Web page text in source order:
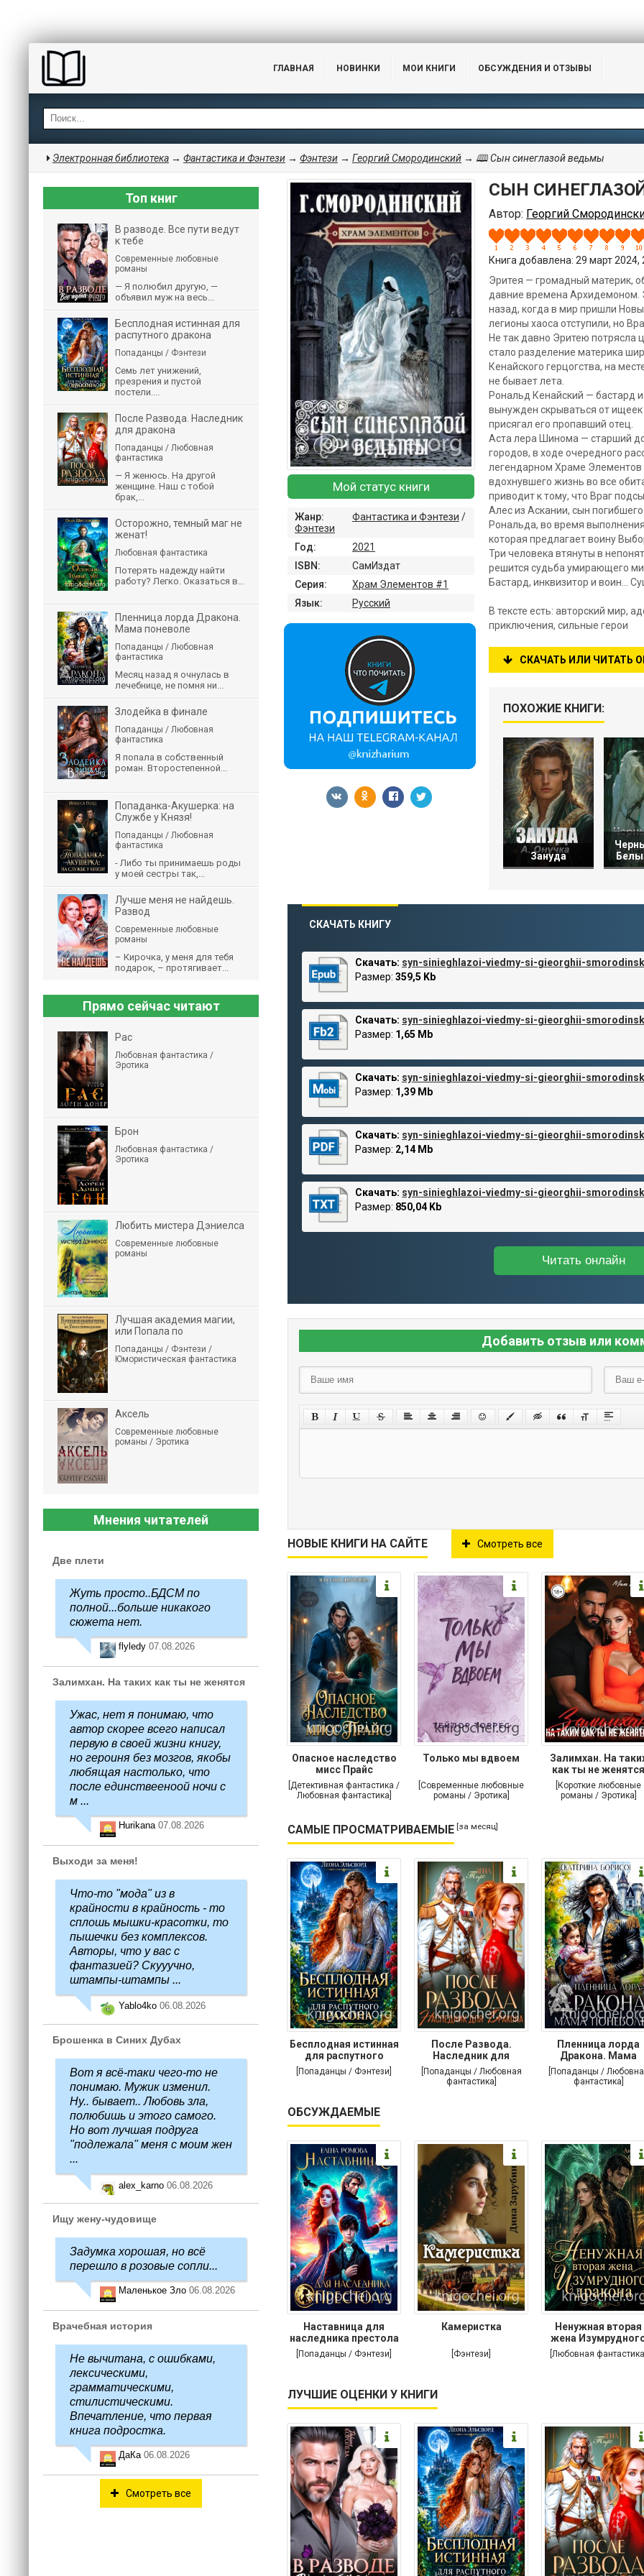
ГЛАВНАЯ НОВИНКИ МОИ КНИГИ ОБСУЖДЕНИЯ И ОТЗЫВЫ
Электронная библиотека → Фантастика и Фэнтези → Фэнтези → Георгий Смородинский → 🕮 Сын синеглазой ведьмы
СЫН
Автор: Георгий
Книга добавлена: 29 март 2024,
Эритея — громадный материк,
давние времена Архидемоном.
назад, когда в мир пришли
легионы хаоса отступили, но
Не так давно Эритею потрясла
стало разделение материка
Кенайского герцогства, на
не бывает лета.
Рональд Кенайский — бастард
вынужден скрываться от
присягал его пропавший отец.
Аста лера Шинома — старший
городов, в ходе очередного
легендарном Храме Элементов
вдохнувшего жизнь во все
приводит к тому, что Враг
Алес из Аскании, сын
Рональда, во время
которая предлагает воину
Три человека втянуты в
решится судьба умирающего
Бастард, инквизитор и воин…
В тексте есть: авторский мир,
приключения, сильные герои
СКАЧАТЬ ИЛИ ЧИТАТЬ
ПОХОЖИЕ КНИГИ:
Зануда
Мой статус книги
Жанр: Фантастика и Фэнтези /
Фэнтези
Год:
2021
ISBN:
СамИздат
Серия:
Храм Элементов #1
Язык:
Русский
СКАЧАТЬ КНИГУ
Скачать: syn-sinieghlazoi-viedmy-si-gieorghii-
Размер: 359,5 Kb
Скачать: syn-sinieghlazoi-viedmy-si-gieorghii-
Размер: 1,65 Mb
Скачать: syn-sinieghlazoi-viedmy-si-gieorghii-
Размер: 1,39 Mb
Скачать: syn-sinieghlazoi-viedmy-si-gieorghii-
Размер: 2,14 Mb
Скачать: syn-sinieghlazoi-viedmy-si-gieorghii-
Размер: 850,04 Kb
Читать онлайн
Добавить отзыв или
НОВЫЕ КНИГИ НА САЙТЕ Смотреть все
Опасное наследство
мисс Прайс
[Детективная фантастика /
Любовная фантастика]
Только мы вдвоем
[Современные любовные
романы / Эротика]
Залимхан. На
как ты не женятся
[Короткие любовные
романы / Эротика]
САМЫЕ ПРОСМАТРИВАЕМЫЕ [за месяц]
Бесплодная истинная
для распутного
дракона
[Попаданцы / Фэнтези]
После Развода.
Наследник для
дракона
[Попаданцы / Любовная
фантастика]
Пленница лорда
Дракона. Мама
поневоле
[Попаданцы /
фантастика]
ОБСУЖДАЕМЫЕ
Наставница для
наследника престола
[Попаданцы / Фэнтези]
Камеристка
[Фэнтези]
Ненужная вторая
жена
дракона
[Любовная фантастика]
ЛУЧШИЕ ОЦЕНКИ У КНИГИ
Топ книг
В разводе. Все пути ведут
к тебе
Современные любовные
романы
— Я полюбил другую, —
объявил муж на весь...
Бесплодная истинная для
распутного дракона
Попаданцы / Фэнтези
Семь лет унижений,
презрения и пустой
постели....
После Развода. Наследник
для дракона
Попаданцы / Любовная
фантастика
— Я женюсь. На другой
женщине. Наш с тобой
брак,...
Осторожно, темный маг не
женат!
Любовная фантастика
Потерять надежду найти
работу? Легко. Оказаться в...
Пленница лорда Дракона.
Мама поневоле
Попаданцы / Любовная
фантастика
Месяц назад я очнулась в
лечебнице, не помня ни...
Злодейка в финале
Попаданцы / Любовная
фантастика
Я попала в собственный
роман. Второстепенной...
Попаданка-Акушерка: на
Службе у Князя!
Попаданцы / Любовная
фантастика
- Либо ты принимаешь роды
у моей сестры так,...
Лучше меня не найдешь.
Развод
Современные любовные
романы
– Кирочка, у меня для тебя
подарок, – протягивает...
Прямо сейчас читают
Рас
Любовная фантастика /
Эротика
Брон
Любовная фантастика /
Эротика
Любить мистера Дэниелса
Современные любовные
романы
Лучшая академия магии,
или Попала по
Попаданцы / Фэнтези /
Юмористическая фантастика
Аксель
Современные любовные
романы / Эротика
Мнения читателей
Две плети
Жуть просто..БДСМ по
полной...больше никакого
сюжета нет.
flyledy 07.08.2026
Залимхан. На таких как ты не женятся
Ужас, нет я понимаю, что
автор скорее всего написал
первую в своей жизни книгу,
но героиня без мозгов, якобы
любящая настолько, что
после единствееноой ночи с
м ...
Hurikana 07.08.2026
Выходи за меня!
Что-то "мода" из в
крайности в крайность - то
сплошь мышки-красотки, то
пышечки без комплексов.
Авторы, что у вас с
фантазией? Скууучно,
штампы-штампы ...
Yablo4ko 06.08.2026
Брошенка в Синих Дубах
Вот я всё-таки чего-то не
понимаю. Мужик изменил.
Ну.. бывает.. Любовь зла,
полюбишь и этого самого.
Но вот лучшая подруга
"подлежала" меня с моим жен
...
alex_karno 06.08.2026
Ищу жену-чудовище
Задумка хорошая, но всё
перешло в розовые сопли...
Маленькое Зло 06.08.2026
Врачебная история
Не вычитана, с ошибками,
лексическими,
грамматическими,
стилистическими.
Впечатление, что первая
книга подростка.
ДаКа 06.08.2026
Смотреть все